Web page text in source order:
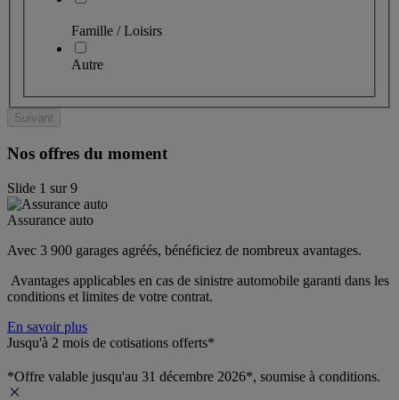
Famille / Loisirs
Autre
Suivant
Nos offres du moment
Slide 1 sur9
Assurance auto
Avec 3 900 garages agréés, bénéficiez de nombreux avantages.
Avantages applicables en cas de sinistre automobile garanti dans les
conditions et limites de votre contrat.
En savoir plus
Jusqu'à 2 mois de cotisations offerts*
*Offre valable jusqu'au 31 décembre 2026*, soumise à conditions.